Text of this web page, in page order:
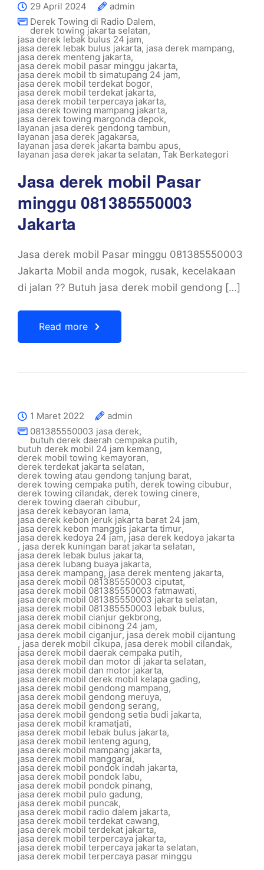
29 April 2024
admin
Derek Towing di Radio Dalem,
derek towing jakarta selatan,
jasa derek lebak bulus 24 jam,
jasa derek lebak bulus jakarta, jasa derek mampang,
jasa derek menteng jakarta,
jasa derek mobil pasar minggu jakarta,
jasa derek mobil tb simatupang 24 jam,
jasa derek mobil terdekat bogor,
jasa derek mobil terdekat jakarta,
jasa derek mobil terpercaya jakarta,
jasa derek towing mampang jakarta,
jasa derek towing margonda depok,
layanan jasa derek gendong tambun,
layanan jasa derek jagakarsa,
layanan jasa derek jakarta bambu apus,
layanan jasa derek jakarta selatan, Tak Berkategori
Jasa derek mobil Pasar
minggu 081385550003
Jakarta
Jasa derek mobil Pasar minggu 081385550003
Jakarta Mobil anda mogok, rusak, kecelakaan
di jalan ?? Butuh jasa derek mobil gendong […]
Read more
1 Maret 2022
admin
081385550003 jasa derek,
butuh derek daerah cempaka putih,
butuh derek mobil 24 jam kemang,
derek mobil towing kemayoran,
derek terdekat jakarta selatan,
derek towing atau gendong tanjung barat,
derek towing cempaka putih, derek towing cibubur,
derek towing cilandak, derek towing cinere,
derek towing daerah cibubur,
jasa derek kebayoran lama,
jasa derek kebon jeruk jakarta barat 24 jam,
jasa derek kebon manggis jakarta timur,
jasa derek kedoya 24 jam, jasa derek kedoya jakarta
, jasa derek kuningan barat jakarta selatan,
jasa derek lebak bulus jakarta,
jasa derek lubang buaya jakarta,
jasa derek mampang, jasa derek menteng jakarta,
jasa derek mobil 081385550003 ciputat,
jasa derek mobil 081385550003 fatmawati,
jasa derek mobil 081385550003 jakarta selatan,
jasa derek mobil 081385550003 lebak bulus,
jasa derek mobil cianjur gekbrong,
jasa derek mobil cibinong 24 jam,
jasa derek mobil ciganjur, jasa derek mobil cijantung
, jasa derek mobil cikupa, jasa derek mobil cilandak,
jasa derek mobil daerak cempaka putih,
jasa derek mobil dan motor di jakarta selatan,
jasa derek mobil dan motor jakarta,
jasa derek mobil derek mobil kelapa gading,
jasa derek mobil gendong mampang,
jasa derek mobil gendong meruya,
jasa derek mobil gendong serang,
jasa derek mobil gendong setia budi jakarta,
jasa derek mobil kramatjati,
jasa derek mobil lebak bulus jakarta,
jasa derek mobil lenteng agung,
jasa derek mobil mampang jakarta,
jasa derek mobil manggarai,
jasa derek mobil pondok indah jakarta,
jasa derek mobil pondok labu,
jasa derek mobil pondok pinang,
jasa derek mobil pulo gadung,
jasa derek mobil puncak,
jasa derek mobil radio dalem jakarta,
jasa derek mobil terdekat cawang,
jasa derek mobil terdekat jakarta,
jasa derek mobil terpercaya jakarta,
jasa derek mobil terpercaya jakarta selatan,
jasa derek mobil terpercaya pasar minggu